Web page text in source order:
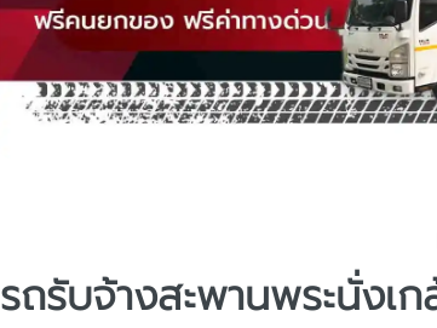
รถรับจ้างสะพานพระนั่งเ